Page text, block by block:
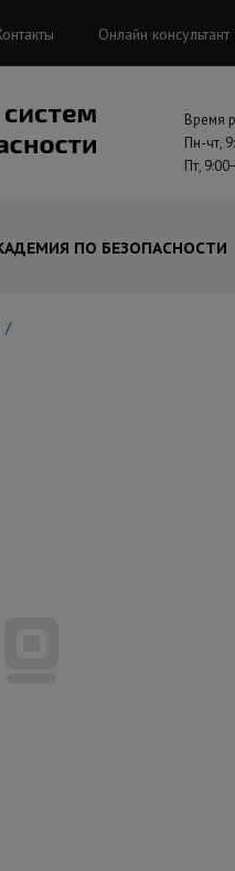
Онлайн консультант
Время
Пн-чт,
Пт,
ПО БЕЗОПАСНОСТИ